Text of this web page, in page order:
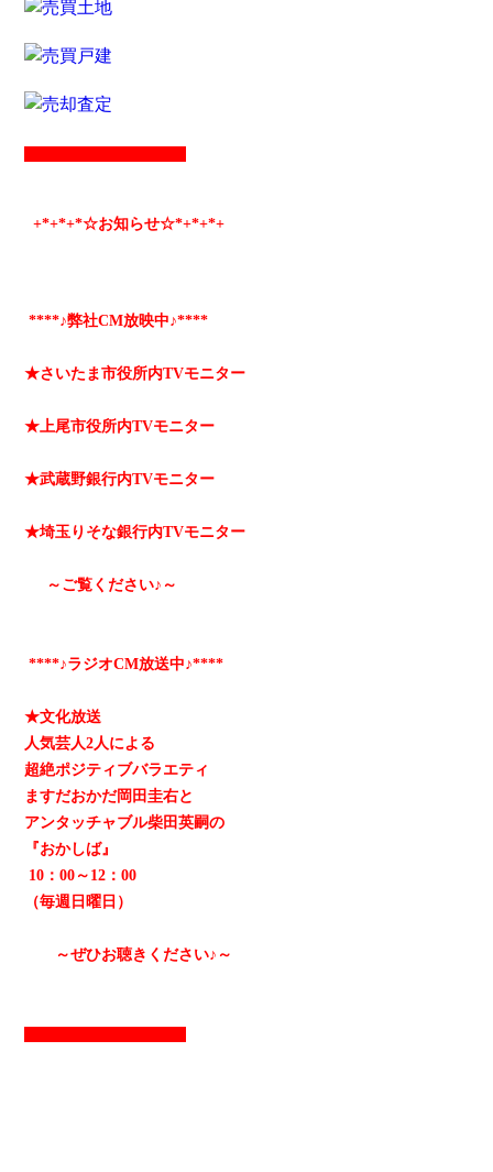
+*+*+*☆お知らせ☆*+*+*+
****♪弊社CM放映中♪****
★さいたま市役所内TVモニター
★上尾市役所内TVモニター
★武蔵野銀行内TVモニター
★埼玉りそな銀行内TVモニター
～ご覧ください♪～
****♪ラジオCM放送中♪****
★文化放送
人気芸人2人による
超絶ポジティブバラエティ
ますだおかだ岡田圭右と
アンタッチャブル柴田英嗣の
『おかしば』
10：00～12：00
（毎週日曜日）
～ぜひお聴きください♪～